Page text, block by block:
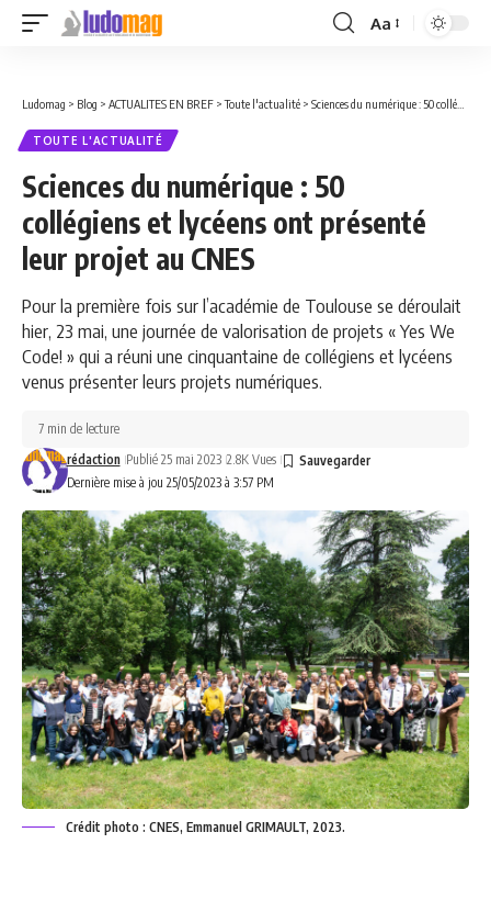
Font
Aa
Ludomag > Blog > ACTUALITES EN BREF >Toute l'actualité > Sciences du numérique : 50 collégiens et lycéens ont présenté leur projet au CNES
TOUTE L'ACTUALITÉ
Sciences du numérique : 50
collégiens et lycéens ont présenté
leur projet au CNES
Pour la première fois sur l’académie de Toulouse se déroulait
hier, 23 mai, une journée de valorisation de projets « Yes We
Code! » qui a réuni une cinquantaine de collégiens et lycéens
venus présenter leurs projets numériques.
Dernière mise à jou 25/05/2023 à 3:57 PM
rédaction Publié 25 mai 2023 2.8K Vues
7 min de lecture
Crédit photo : CNES, Emmanuel GRIMAULT, 2023.